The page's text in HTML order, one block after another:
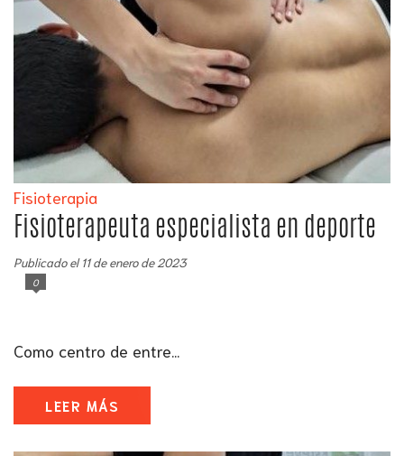
Fisioterapia
Fisioterapeuta especialista en deporte
Publicado el 11 de enero de 2023
0
Como centro de entre...
LEER MÁS